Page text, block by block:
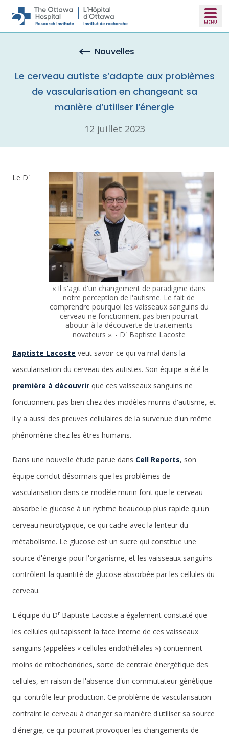
Skip to main content
Nouvelles
Le cerveau autiste s’adapte aux problèmes
de vascularisation en changeant sa
manière d’utiliser l’énergie
12 juillet 2023
« Il s'agit d'un changement de paradigme dans
notre perception de l'autisme. Le fait de
comprendre pourquoi les vaisseaux sanguins du
cerveau ne fonctionnent pas bien pourrait
aboutir à la découverte de traitements
novateurs ». - DrBaptiste Lacoste
Le Dr
Baptiste Lacoste veut savoir ce qui va mal dans la
vascularisation du cerveau des autistes. Son équipe a été la
première à découvrir que ces vaisseaux sanguins ne
fonctionnent pas bien chez des modèles murins d'autisme, et
il y a aussi des preuves cellulaires de la survenue d'un même
phénomène chez les êtres humains.
Dans une nouvelle étude parue dans Cell Reports, son
équipe conclut désormais que les problèmes de
vascularisation dans ce modèle murin font que le cerveau
absorbe le glucose à un rythme beaucoup plus rapide qu'un
cerveau neurotypique, ce qui cadre avec la lenteur du
métabolisme. Le glucose est un sucre qui constitue une
source d'énergie pour l'organisme, et les vaisseaux sanguins
contrôlent la quantité de glucose absorbée par les cellules du
cerveau.
L'équipe du DrBaptiste Lacoste a également constaté que
les cellules qui tapissent la face interne de ces vaisseaux
sanguins (appelées « cellules endothéliales ») contiennent
moins de mitochondries, sorte de centrale énergétique des
cellules, en raison de l'absence d'un commutateur génétique
qui contrôle leur production. Ce problème de vascularisation
contraint le cerveau à changer sa manière d'utiliser sa source
d'énergie, ce qui pourrait provoquer les changements de